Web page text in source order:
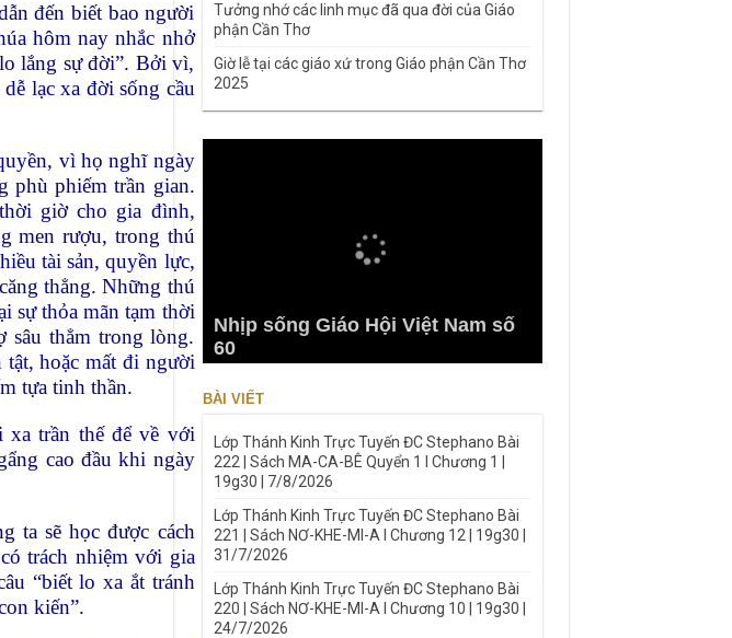
đến biết bao người
hôm nay nhắc nhở
lắng sự đời”. Bởi vì,
lạc xa đời sống cầu
vì họ nghĩ ngày
phù phiếm trần gian.
giờ cho gia đình,
men rượu, trong thú
tài sản, quyền lực,
thẳng. Những thú
sự thỏa mãn tạm thời
sâu thẳm trong lòng.
tật, hoặc mất đi người
tựa tinh thần.
xa trần thế để về với
cao đầu khi ngày
ta sẽ học được cách
trách nhiệm với gia
“biết lo xa ắt tránh
kiến”.
Tưởng nhớ các linh mục đã qua đời của Giáo
phận Cần Thơ
Giờ lễ tại các giáo xứ trong Giáo phận Cần Thơ
2025
Nhịp sống Giáo Hội Việt Nam số
60
BÀI VIẾT
Lớp Thánh Kinh Trực Tuyến ĐC Stephano Bài
222 | Sách MA-CA-BÊ Quyển 1 I Chương 1 |
19g30 | 7/8/2026
Lớp Thánh Kinh Trực Tuyến ĐC Stephano Bài
221 | Sách NƠ-KHE-MI-A I Chương 12 | 19g30 |
31/7/2026
Lớp Thánh Kinh Trực Tuyến ĐC Stephano Bài
220 | Sách NƠ-KHE-MI-A I Chương 10 | 19g30 |
24/7/2026